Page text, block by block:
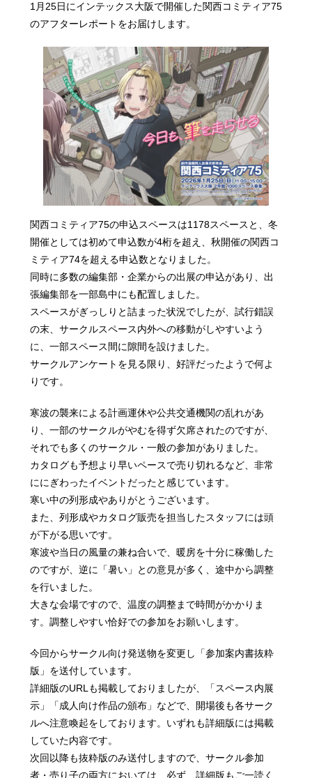
1月25日にインテックス大阪で開催した関西コミティア75
のアフターレポートをお届けします。
関西コミティア75の申込スペースは1178スペースと、冬
開催としては初めて申込数が4桁を超え、秋開催の関西コ
ミティア74を超える申込数となりました。
同時に多数の編集部・企業からの出展の申込があり、出
張編集部を一部島中にも配置しました。
スペースがぎっしりと詰まった状況でしたが、試行錯誤
の末、サークルスペース内外への移動がしやすいよう
に、一部スペース間に隙間を設けました。
サークルアンケートを見る限り、好評だったようで何よ
りです。
寒波の襲来による計画運休や公共交通機関の乱れがあ
り、一部のサークルがやむを得ず欠席されたのですが、
それでも多くのサークル・一般の参加がありました。
カタログも予想より早いペースで売り切れるなど、非常
ににぎわったイベントだったと感じています。
寒い中の列形成やありがとうございます。
また、列形成やカタログ販売を担当したスタッフには頭
が下がる思いです。
寒波や当日の風量の兼ね合いで、暖房を十分に稼働した
のですが、逆に「暑い」との意見が多く、途中から調整
を行いました。
大きな会場ですので、温度の調整まで時間がかかりま
す。調整しやすい恰好での参加をお願いします。
今回からサークル向け発送物を変更し「参加案内書抜粋
版」を送付しています。
詳細版のURLも掲載しておりましたが、「スペース内展
示」「成人向け作品の頒布」などで、開場後も各サーク
ルへ注意喚起をしております。いずれも詳細版には掲載
していた内容です。
次回以降も抜粋版のみ送付しますので、サークル参加
者・売り子の両方においては、必ず、詳細版もご一読く